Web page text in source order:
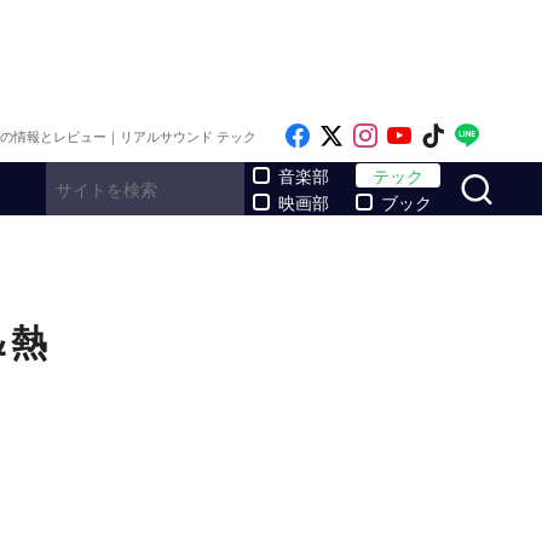
情報とレビュー｜リアルサウンド テック Like on Facebook
Follow on x
Follow on
Follow on
Follow
音楽部
映画部
テック
ブック